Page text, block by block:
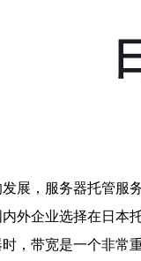
发展，服务器托管服
外企业选择在日本
，带宽是一个非常